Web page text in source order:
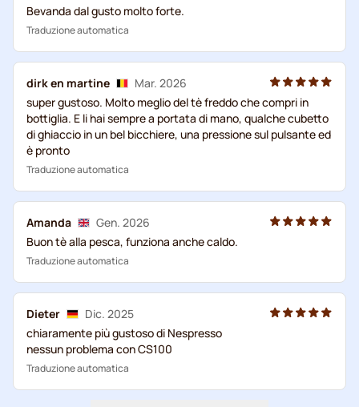
Bevanda dal gusto molto forte.
Traduzione automatica
dirk en martine
Mar. 2026
super gustoso. Molto meglio del tè freddo che compri in
bottiglia. E li hai sempre a portata di mano, qualche cubetto
di ghiaccio in un bel bicchiere, una pressione sul pulsante ed
è pronto
Traduzione automatica
Amanda
Gen. 2026
Buon tè alla pesca, funziona anche caldo.
Traduzione automatica
Dieter
Dic. 2025
chiaramente più gustoso di Nespresso
nessun problema con CS100
Traduzione automatica